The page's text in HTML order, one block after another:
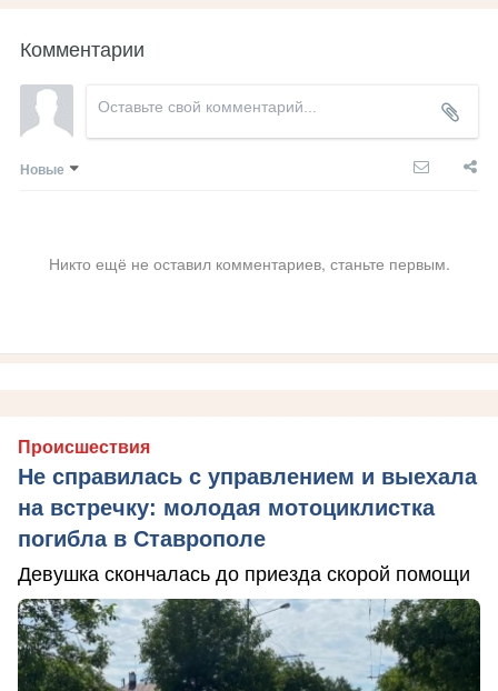
Комментарии
Новые
Никто ещё не оставил комментариев, станьте первым.
Происшествия
Не справилась с управлением и выехала
на встречку: молодая мотоциклистка
погибла в Ставрополе
Девушка скончалась до приезда скорой помощи